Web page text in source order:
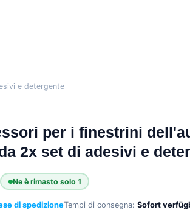
e detergente
per i finestrini
2x set di adesivi e
Ne è rimasto solo 1
di spedizioneTempi di consegna: Sofort